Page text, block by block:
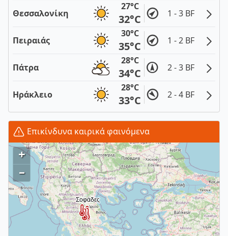
Θεσσαλονίκη
27°C
32°C 1 - 3 BF
Πειραιάς
30°C
35°C 1 - 2 BF
Πάτρα
28°C
34°C 2 - 3 BF
Ηράκλειο
28°C
33°C 2 - 4 BF
Επικίνδυνα καιρικά φαινόμενα
+
–